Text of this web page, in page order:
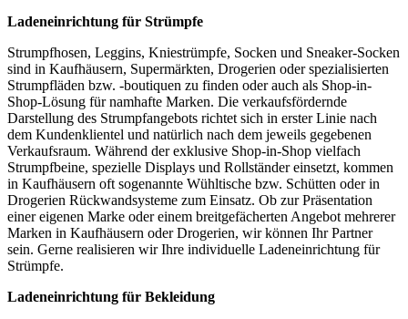
Ladeneinrichtung für Strümpfe
Strumpfhosen, Leggins, Kniestrümpfe, Socken und Sneaker-Socken
sind in Kaufhäusern, Supermärkten, Drogerien oder spezialisierten
Strumpfläden bzw. -boutiquen zu finden oder auch als Shop-in-
Shop-Lösung für namhafte Marken. Die verkaufsfördernde
Darstellung des Strumpfangebots richtet sich in erster Linie nach
dem Kundenklientel und natürlich nach dem jeweils gegebenen
Verkaufsraum. Während der exklusive Shop-in-Shop vielfach
Strumpfbeine, spezielle Displays und Rollständer einsetzt, kommen
in Kaufhäusern oft sogenannte Wühltische bzw. Schütten oder in
Drogerien Rückwandsysteme zum Einsatz. Ob zur Präsentation
einer eigenen Marke oder einem breitgefächerten Angebot mehrerer
Marken in Kaufhäusern oder Drogerien, wir können Ihr Partner
sein. Gerne realisieren wir Ihre individuelle Ladeneinrichtung für
Strümpfe.
Ladeneinrichtung für Bekleidung